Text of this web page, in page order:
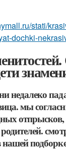
stati/
dochki-
недалеко
мы
нашей